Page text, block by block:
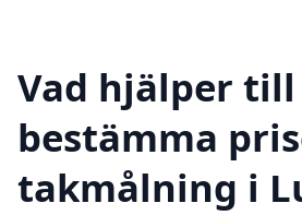
Vad hjälper
bestämma
takmålning i